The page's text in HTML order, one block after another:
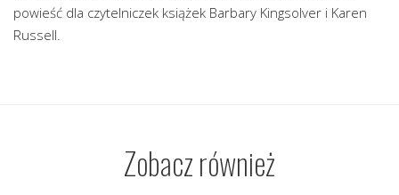
powieść dla czytelniczek książek Barbary Kingsolver i Karen
Russell.
Zobacz również